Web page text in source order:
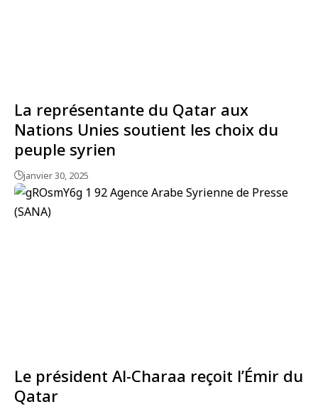
La représentante du Qatar aux
Nations Unies soutient les choix du
peuple syrien
janvier 30, 2025
Le président Al-Charaa reçoit l’Émir du
Qatar